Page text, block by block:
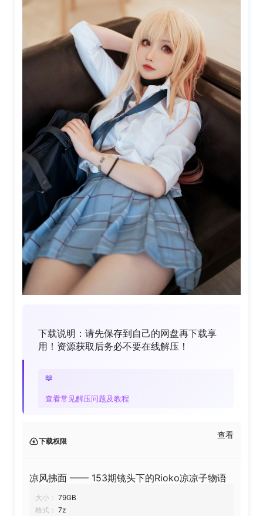
下载说明：请先保存到自己的网盘再下载享
用！资源获取后务必不要在线解压！
📖
查看常见解压问题及教程
下载权限
查看
凉风拂面 —— 153期镜头下的Rioko凉凉子物语
大小： 79GB
格式： 7z